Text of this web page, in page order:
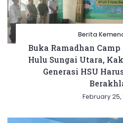
Berita
Buka Ramadhan Camp
Hulu Sungai Utara,
Generasi HSU
February 25,